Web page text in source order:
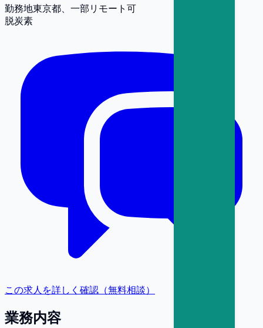
勤務地東京都、一部リモート可
脱炭素
この求人を詳しく確認（無料相談）
業務内容